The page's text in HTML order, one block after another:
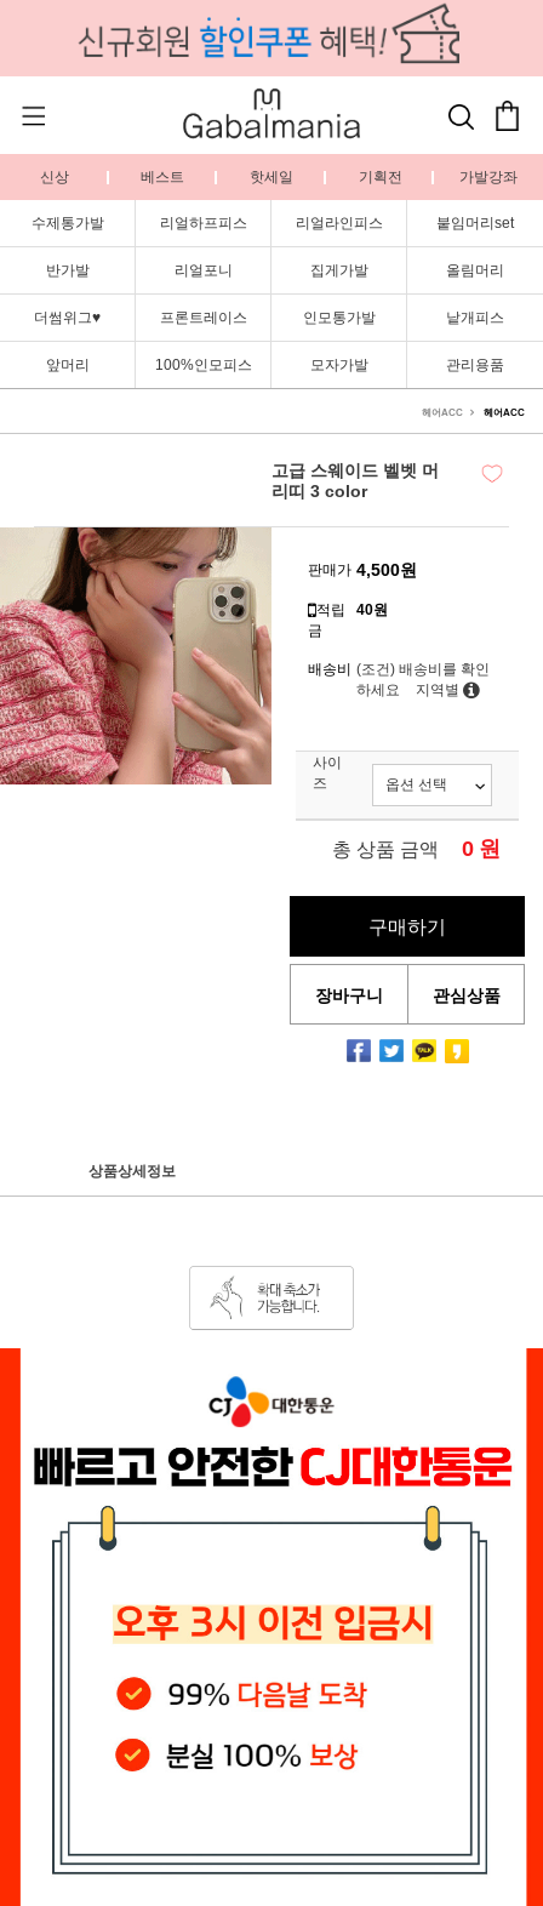
신상 베스트 핫세일 기획전 가발강좌
수제통가발 리얼하프피스 리얼라인피스 붙임머리set
반가발 리얼포니 집게가발 올림머리
더썸위그♥ 프론트레이스 인모통가발 낱개피스
앞머리 100%인모피스 모자가발 관리용품
헤어ACC 헤어ACC
고급 스웨이드 벨벳 머
리띠 3 color
판매가 4,500원
적립
금
40원
배송비 (조건) 배송비를 확인
하세요
지역별
사이
즈
총 상품 금액 0 원
구매하기
장바구니 관심상품
상품상세정보